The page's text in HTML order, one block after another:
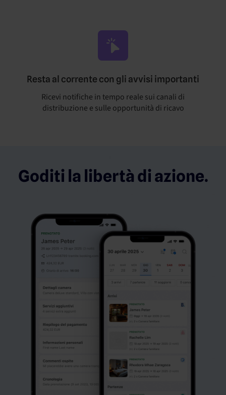
Resta al corrente con gli avvisi importanti
Ricevi notifiche in tempo reale sui canali di
distribuzione e sulle opportunità di ricavo
Goditi la libertà di azione.